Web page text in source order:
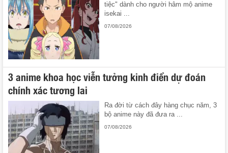
tiệc" dành cho người hâm mộ anime
isekai ...
07/08/2026
3 anime khoa học viễn tưởng kinh điển dự đoán
chính xác tương lai
Ra đời từ cách đây hàng chục năm, 3
bộ anime này đã đưa ra ...
07/08/2026